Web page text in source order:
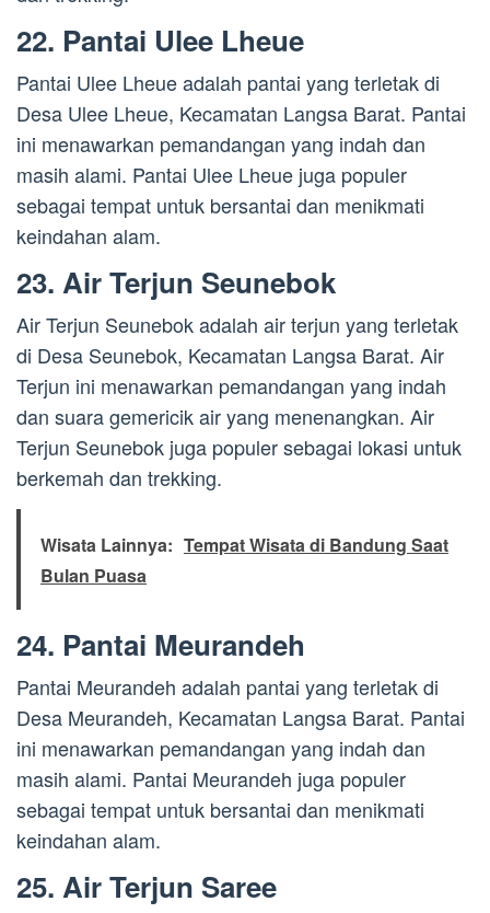
22. Pantai Ulee Lheue
Pantai Ulee Lheue adalah pantai yang terletak di
Desa Ulee Lheue, Kecamatan Langsa Barat. Pantai
ini menawarkan pemandangan yang indah dan
masih alami. Pantai Ulee Lheue juga populer
sebagai tempat untuk bersantai dan menikmati
keindahan alam.
23. Air Terjun Seunebok
Air Terjun Seunebok adalah air terjun yang terletak
di Desa Seunebok, Kecamatan Langsa Barat. Air
Terjun ini menawarkan pemandangan yang indah
dan suara gemericik air yang menenangkan. Air
Terjun Seunebok juga populer sebagai lokasi untuk
berkemah dan trekking.
Wisata Lainnya: Tempat Wisata di Bandung Saat
Bulan Puasa
24. Pantai Meurandeh
Pantai Meurandeh adalah pantai yang terletak di
Desa Meurandeh, Kecamatan Langsa Barat. Pantai
ini menawarkan pemandangan yang indah dan
masih alami. Pantai Meurandeh juga populer
sebagai tempat untuk bersantai dan menikmati
keindahan alam.
25. Air Terjun Saree